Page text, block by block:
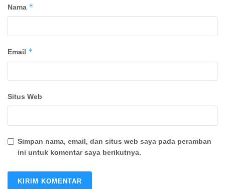
Nama *
Email *
Situs Web
Simpan nama, email, dan situs web saya pada peramban
ini untuk komentar saya berikutnya.